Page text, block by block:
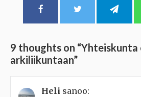
9 thoughts on “Yhteiskunta
arkiliikuntaan”
Heli sanoo: